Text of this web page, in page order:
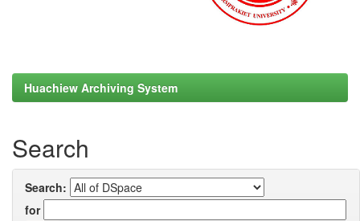
Huachiew Archiving System
Search
Search:
for